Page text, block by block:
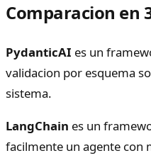
Comparacion en
PydanticAI es un
validacion por esquema
sistema.
LangChain es un
facilmente un agente con